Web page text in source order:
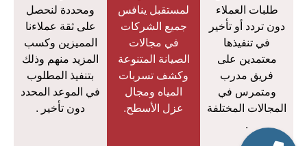
طلبات العملاء
دون تردد أو تأخير
في تنفيذها
معتمدين على
فريق مدرب
ومتمرس في
المجالات المختلفة
.
لمستقبل ينافس
جميع الشركات
في مجالات
الصيانة المتنوعة
وكشف تسربات
المياه ومجال
عزل الأسطح.
ومحددة لنحصل
على ثقة عملاءنا
المميزين وكسب
المزيد منهم وذلك
بتنفيذ المطلوب
في الموعد المحدد
دون تأخير .